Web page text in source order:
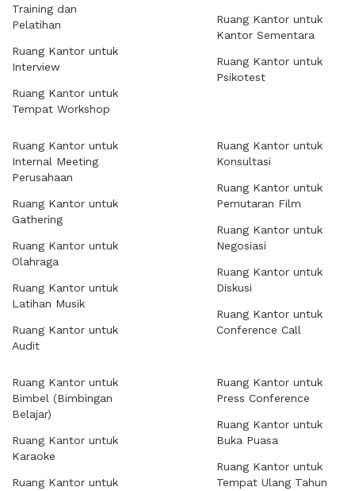
Training dan
Pelatihan
Ruang Kantor untuk
Interview
Ruang Kantor untuk
Tempat Workshop
Ruang Kantor untuk
Kantor Sementara
Ruang Kantor untuk
Psikotest
Ruang Kantor untuk
Internal Meeting
Perusahaan
Ruang Kantor untuk
Gathering
Ruang Kantor untuk
Olahraga
Ruang Kantor untuk
Latihan Musik
Ruang Kantor untuk
Audit
Ruang Kantor untuk
Konsultasi
Ruang Kantor untuk
Pemutaran Film
Ruang Kantor untuk
Negosiasi
Ruang Kantor untuk
Diskusi
Ruang Kantor untuk
Conference Call
Ruang Kantor untuk
Bimbel (Bimbingan
Belajar)
Ruang Kantor untuk
Karaoke
Ruang Kantor untuk
Ruang Kantor untuk
Press Conference
Ruang Kantor untuk
Buka Puasa
Ruang Kantor untuk
Tempat Ulang Tahun